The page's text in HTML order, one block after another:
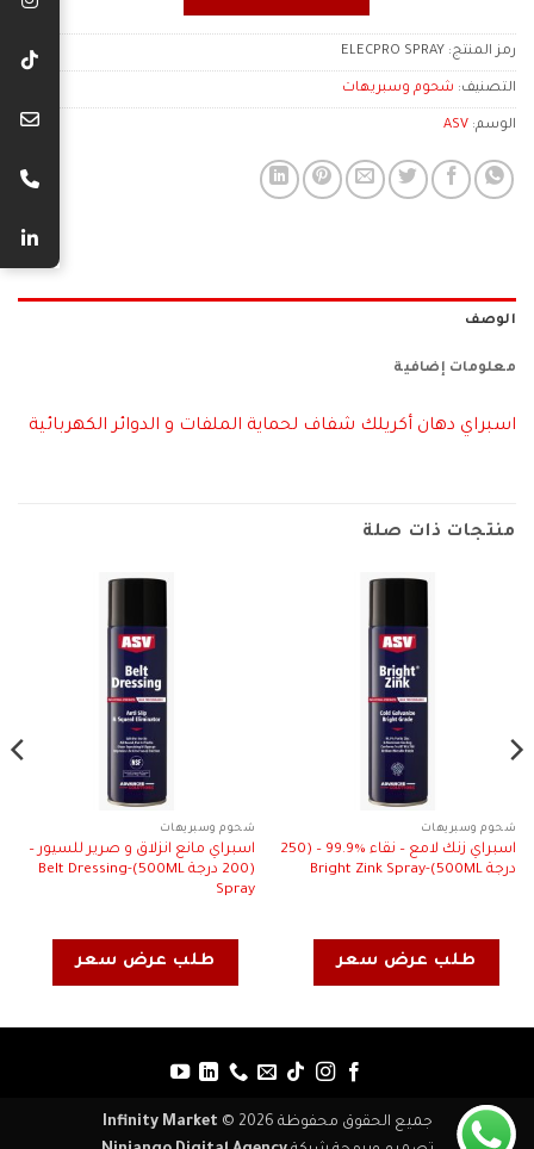
رمز المنتج: ELECPRO SPRAY
التصنيف: شحوم وسبريهات
الوسم: ASV
الوصف
معلومات إضافية
اسبراي دهان أكريلك شفاف لحماية الملفات و الدوائر الكهربائية
منتجات ذات صلة
شحوم وسبريهات
اسبراي زنك لامع – نقاء %99.9 – (250
درجة 500ML)-Bright Zink Spray
طلب عرض سعر
شحوم وسبريهات
اسبراي مانع انزلاق و صرير للسيور –
(200 درجة 500ML)-Belt Dressing
Spray
طلب عرض سعر
جميع الحقوق محفوظة 2026 ©
Infinity Market